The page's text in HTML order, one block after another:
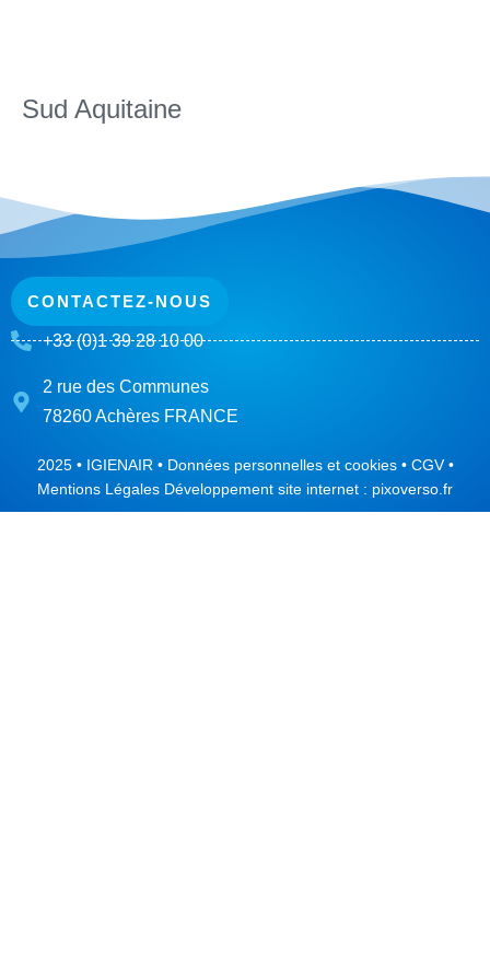
Sud Aquitaine
CONTACTEZ-NOUS
+33 (0)1 39 28 10 00
2 rue des Communes
78260 Achères FRANCE
2025 • IGIENAIR • Données personnelles et cookies• CGV•
Mentions Légales Développement site internet : pixoverso.fr